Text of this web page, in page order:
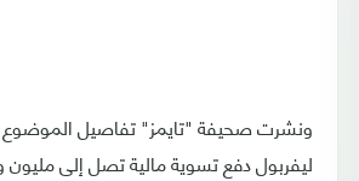
ونشرت صحيفة "تايمز" تفاصيل الموضوع
ليفربول دفع تسوية مالية تصل إلى مليون